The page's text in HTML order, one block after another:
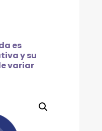
es
y su
variar